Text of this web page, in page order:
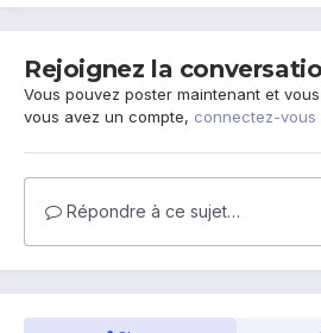
Rejoignez la
Vous pouvez poster maintenant et
vous avez un compte, connectez-vous
Répondre à ce sujet…